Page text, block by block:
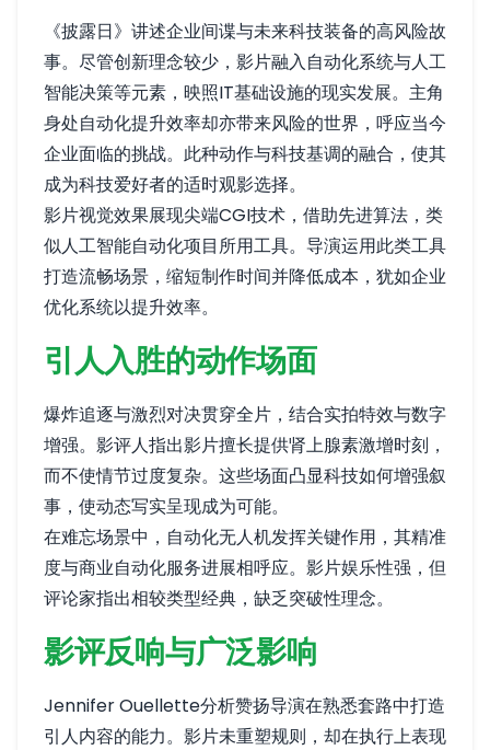
《披露日》讲述企业间谍与未来科技装备的高风险故
事。尽管创新理念较少，影片融入自动化系统与人工
智能决策等元素，映照IT基础设施的现实发展。主角
身处自动化提升效率却亦带来风险的世界，呼应当今
企业面临的挑战。此种动作与科技基调的融合，使其
成为科技爱好者的适时观影选择。
影片视觉效果展现尖端CGI技术，借助先进算法，类
似人工智能自动化项目所用工具。导演运用此类工具
打造流畅场景，缩短制作时间并降低成本，犹如企业
优化系统以提升效率。
引人入胜的动作场面
爆炸追逐与激烈对决贯穿全片，结合实拍特效与数字
增强。影评人指出影片擅长提供肾上腺素激增时刻，
而不使情节过度复杂。这些场面凸显科技如何增强叙
事，使动态写实呈现成为可能。
在难忘场景中，自动化无人机发挥关键作用，其精准
度与商业自动化服务进展相呼应。影片娱乐性强，但
评论家指出相较类型经典，缺乏突破性理念。
影评反响与广泛影响
Jennifer Ouellette分析赞扬导演在熟悉套路中打造
引人内容的能力。影片未重塑规则，却在执行上表现